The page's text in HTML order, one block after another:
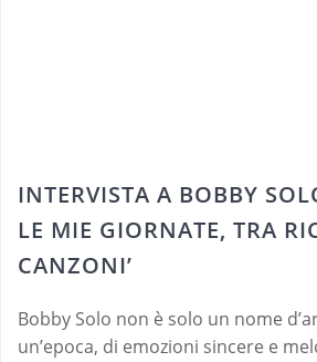
INTERVISTA A BOBBY
LE MIE GIORNATE, TRA
CANZONI’
Bobby Solo non è solo un nome
un’epoca, di emozioni sincere e